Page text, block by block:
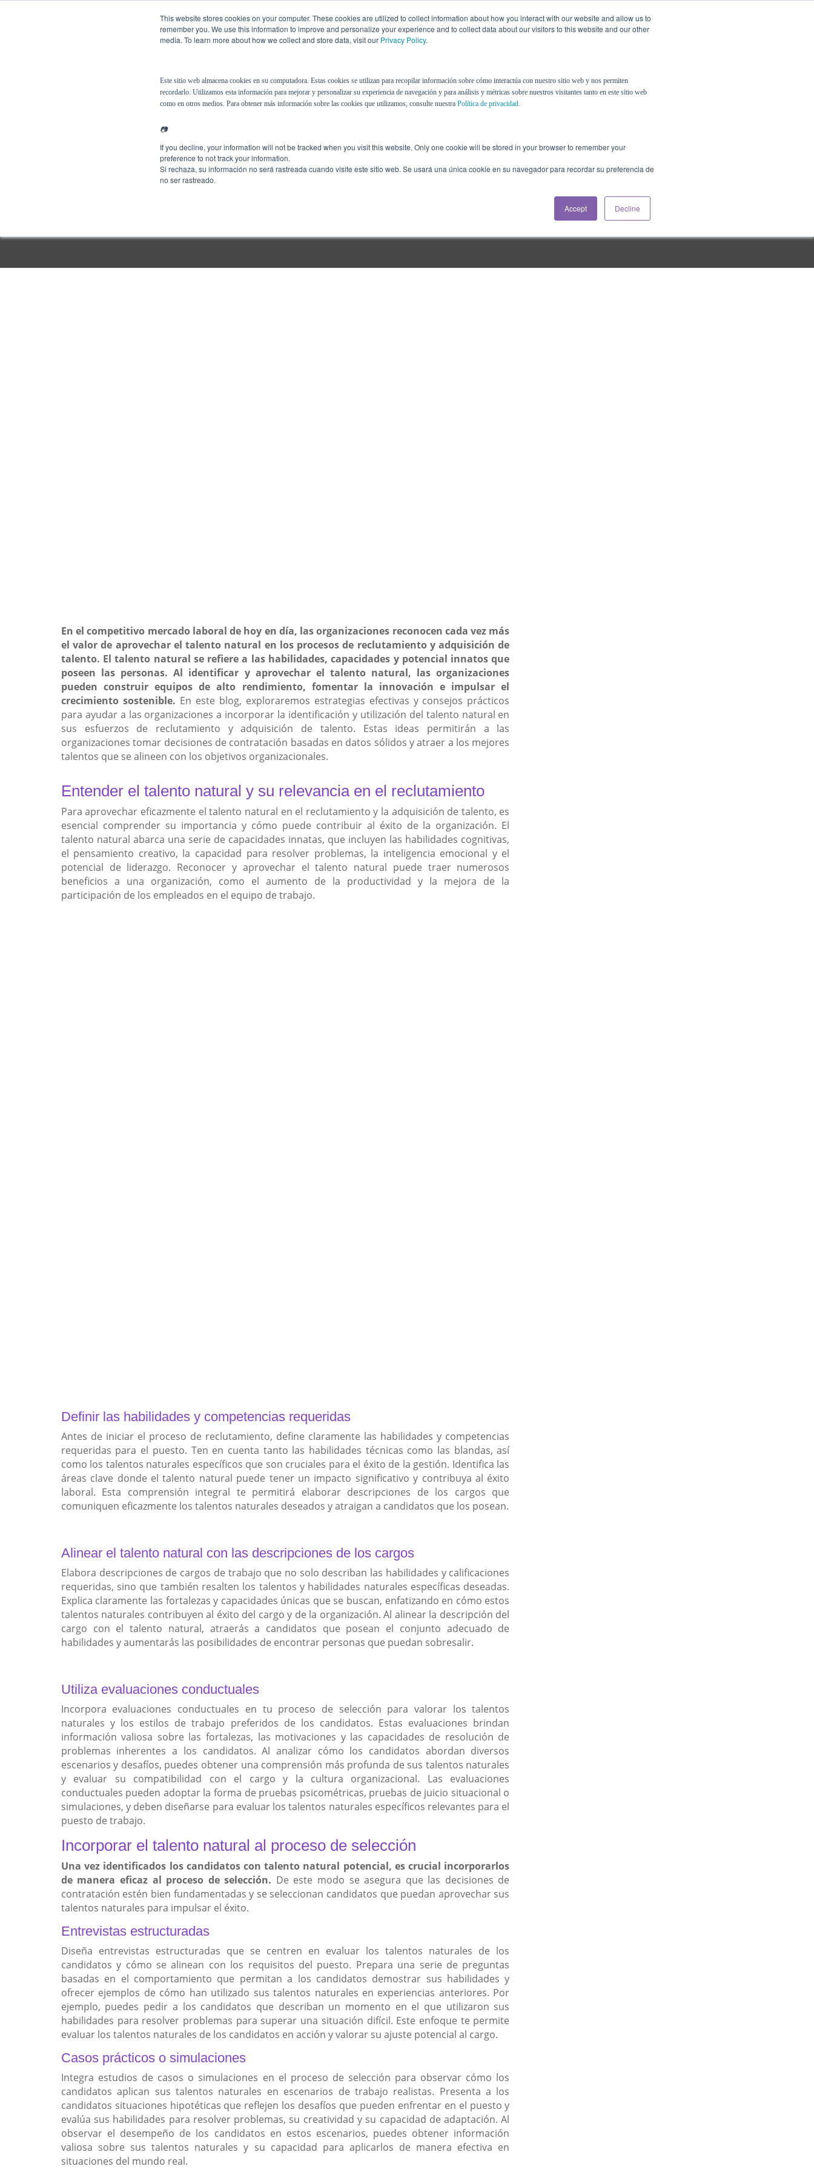
This website stores cookies on your computer. These cookies are utilized to collect information about how you interact with our website and allow us to
remember you. We use this information to improve and personalize your experience and to collect data about our visitors to this website and our other
media. To learn more about how we collect and store data, visit our Privacy Policy.
Este sitio web almacena cookies en su computadora. Estas cookies se utilizan para recopilar información sobre cómo interactúa con nuestro sitio web y nos permiten
recordarlo. Utilizamos esta información para mejorar y personalizar su experiencia de navegación y para análisis y métricas sobre nuestros visitantes tanto en este sitio web
como en otros medios. Para obtener más información sobre las cookies que utilizamos, consulte nuestra Política de privacidad.
📷
If you decline, your information will not be tracked when you visit this website. Only one cookie will be stored in your browser to remember your
preference to not track your information.
Si rechaza, su información no será rastreada cuando visite este sitio web. Se usará una única cookie en su navegador para recordar su preferencia de
no ser rastreado.
Accept Decline
Español Soluciones Nosotros Recursos Blog
En el competitivo mercado laboral de hoy en día, las organizaciones reconocen cada vez más
el valor de aprovechar el talento natural en los procesos de reclutamiento y adquisición de
talento. El talento natural se refiere a las habilidades, capacidades y potencial innatos que
poseen las personas. Al identificar y aprovechar el talento natural, las organizaciones
pueden construir equipos de alto rendimiento, fomentar la innovación e impulsar el
crecimiento sostenible. En este blog, exploraremos estrategias efectivas y consejos prácticos
para ayudar a las organizaciones a incorporar la identificación y utilización del talento natural en
sus esfuerzos de reclutamiento y adquisición de talento. Estas ideas permitirán a las
organizaciones tomar decisiones de contratación basadas en datos sólidos y atraer a los mejores
talentos que se alineen con los objetivos organizacionales.
Entender el talento natural y su relevancia en el reclutamiento
Para aprovechar eficazmente el talento natural en el reclutamiento y la adquisición de talento, es
esencial comprender su importancia y cómo puede contribuir al éxito de la organización. El
talento natural abarca una serie de capacidades innatas, que incluyen las habilidades cognitivas,
el pensamiento creativo, la capacidad para resolver problemas, la inteligencia emocional y el
potencial de liderazgo. Reconocer y aprovechar el talento natural puede traer numerosos
beneficios a una organización, como el aumento de la productividad y la mejora de la
participación de los empleados en el equipo de trabajo.
Definir las habilidades y competencias requeridas
Antes de iniciar el proceso de reclutamiento, define claramente las habilidades y competencias
requeridas para el puesto. Ten en cuenta tanto las habilidades técnicas como las blandas, así
como los talentos naturales específicos que son cruciales para el éxito de la gestión. Identifica las
áreas clave donde el talento natural puede tener un impacto significativo y contribuya al éxito
laboral. Esta comprensión integral te permitirá elaborar descripciones de los cargos que
comuniquen eficazmente los talentos naturales deseados y atraigan a candidatos que los posean.
Alinear el talento natural con las descripciones de los cargos
Elabora descripciones de cargos de trabajo que no solo describan las habilidades y calificaciones
requeridas, sino que también resalten los talentos y habilidades naturales específicas deseadas.
Explica claramente las fortalezas y capacidades únicas que se buscan, enfatizando en cómo estos
talentos naturales contribuyen al éxito del cargo y de la organización. Al alinear la descripción del
cargo con el talento natural, atraerás a candidatos que posean el conjunto adecuado de
habilidades y aumentarás las posibilidades de encontrar personas que puedan sobresalir.
Utiliza evaluaciones conductuales
Incorpora evaluaciones conductuales en tu proceso de selección para valorar los talentos
naturales y los estilos de trabajo preferidos de los candidatos. Estas evaluaciones brindan
información valiosa sobre las fortalezas, las motivaciones y las capacidades de resolución de
problemas inherentes a los candidatos. Al analizar cómo los candidatos abordan diversos
escenarios y desafíos, puedes obtener una comprensión más profunda de sus talentos naturales
y evaluar su compatibilidad con el cargo y la cultura organizacional. Las evaluaciones
conductuales pueden adoptar la forma de pruebas psicométricas, pruebas de juicio situacional o
simulaciones, y deben diseñarse para evaluar los talentos naturales específicos relevantes para el
puesto de trabajo.
Incorporar el talento natural al proceso de selección
Una vez identificados los candidatos con talento natural potencial, es crucial incorporarlos
de manera eficaz al proceso de selección. De este modo se asegura que las decisiones de
contratación estén bien fundamentadas y se seleccionan candidatos que puedan aprovechar sus
talentos naturales para impulsar el éxito.
Entrevistas estructuradas
Diseña entrevistas estructuradas que se centren en evaluar los talentos naturales de los
candidatos y cómo se alinean con los requisitos del puesto. Prepara una serie de preguntas
basadas en el comportamiento que permitan a los candidatos demostrar sus habilidades y
ofrecer ejemplos de cómo han utilizado sus talentos naturales en experiencias anteriores. Por
ejemplo, puedes pedir a los candidatos que describan un momento en el que utilizaron sus
habilidades para resolver problemas para superar una situación difícil. Este enfoque te permite
evaluar los talentos naturales de los candidatos en acción y valorar su ajuste potencial al cargo.
Casos prácticos o simulaciones
Integra estudios de casos o simulaciones en el proceso de selección para observar cómo los
candidatos aplican sus talentos naturales en escenarios de trabajo realistas. Presenta a los
candidatos situaciones hipotéticas que reflejen los desafíos que pueden enfrentar en el puesto y
evalúa sus habilidades para resolver problemas, su creatividad y su capacidad de adaptación. Al
observar el desempeño de los candidatos en estos escenarios, puedes obtener información
valiosa sobre sus talentos naturales y su capacidad para aplicarlos de manera efectiva en
situaciones del mundo real.